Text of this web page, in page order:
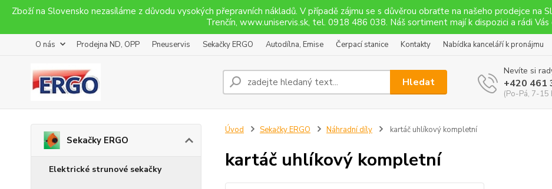
Zboží na Slovensko nezasíláme z důvodu vysokých přepravních nákladů. V případě zájmu se s důvěrou obraťte na našeho prodejce na
Trenčín, www.uniservis.sk, tel. 0918 486 038. Náš sortiment mají k dispozici a rádi Vás
O nás Prodejna ND, OPP Pneuservis Sekačky ERGO Autodílna, Emise Čerpací stanice Kontakty Nabídka kanceláří k pronájmu
Hledat
Nevíte si
+420 461
(Po-Pá, 7-15
Sekačky ERGO
Elektrické strunové sekačky
Úvod Sekačky ERGO Náhradní díly kartáč uhlíkový kompletní
kartáč uhlíkový kompletní